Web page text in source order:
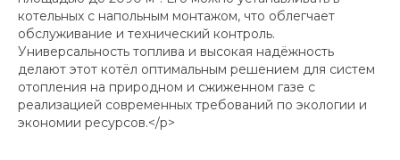
котельных с напольным монтажом, что облегчает
обслуживание и технический контроль.
Универсальность топлива и высокая надёжность
делают этот котёл оптимальным решением для систем
отопления на природном и сжиженном газе с
реализацией современных требований по экологии и
экономии ресурсов.</p>